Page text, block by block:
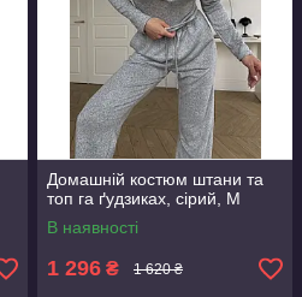
Домашній костюм штани та
топ га ґудзиках, сірий, М
В наявності
1 296 ₴ 1 620 ₴